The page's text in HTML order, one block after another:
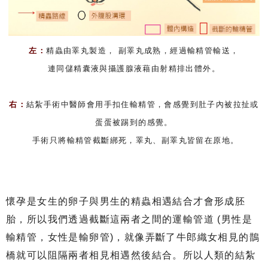
左：精蟲由睪丸製造， 副睪丸成熟，經過輸精管輸送，
連同儲精囊液與攝護腺液藉由射精排出體外。
右： 結紮手術中醫師會用手扣住輸精管，會感覺到肚子內被拉扯或
蛋蛋被踢到的感覺。
手術只將輸精管截斷綁死，睪丸、副睪丸皆留在原地。
懷孕是女生的卵子與男生的精蟲相遇結合才會形成胚
胎，所以我們透過截斷這兩者之間的運輸管道 (男性是
輸精管，女性是輸卵管)，就像弄斷了牛郎織女相見的鵲
橋就可以阻隔兩者相見相遇然後結合。所以人類的結紮